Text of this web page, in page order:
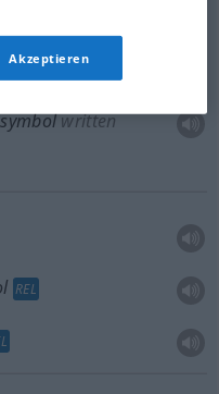
letter
symbolwritten
REL
Akzeptieren